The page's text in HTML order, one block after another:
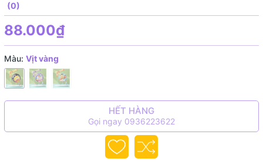
(0)
88.000₫
Màu: Vịt vàng
HẾT HÀNG
Gọi ngay 0936223622